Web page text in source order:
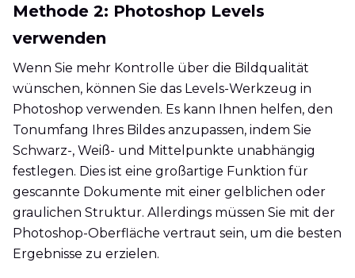
Methode 2: Photoshop Levels
verwenden
Wenn Sie mehr Kontrolle über die Bildqualität
wünschen, können Sie das Levels-Werkzeug in
Photoshop verwenden. Es kann Ihnen helfen, den
Tonumfang Ihres Bildes anzupassen, indem Sie
Schwarz-, Weiß- und Mittelpunkte unabhängig
festlegen. Dies ist eine großartige Funktion für
gescannte Dokumente mit einer gelblichen oder
graulichen Struktur. Allerdings müssen Sie mit der
Photoshop-Oberfläche vertraut sein, um die besten
Ergebnisse zu erzielen.